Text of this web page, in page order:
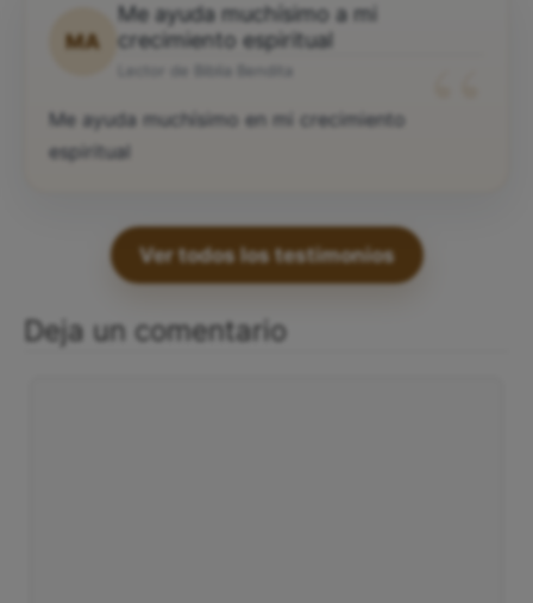
MA
Me ayuda muchísimo a mi
crecimiento espiritual
Me ayuda muchísimo en mi crecimiento
espiritual
Ver todos los testimonios
Deja un comentario